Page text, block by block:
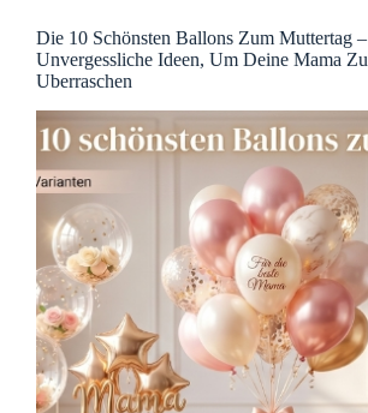
Die 10 Schönsten Ballons Zum Muttertag –
Unvergessliche Ideen, Um Deine Mama Zu
Uberraschen